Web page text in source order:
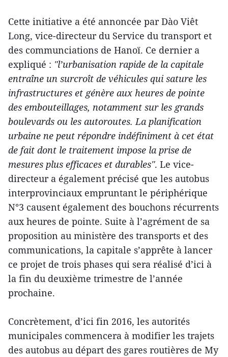
Cette initiative a été annoncée par Dào Viêt
Long, vice-directeur du Service du transport et
des communciations de Hanoï. Ce dernier a
expliqué : "l’urbanisation rapide de la capitale
entraîne un surcroît de véhicules qui sature les
infrastructures et génère aux heures de pointe
des embouteillages, notamment sur les grands
boulevards ou les autoroutes. La planification
urbaine ne peut répondre indéfiniment à cet état
de fait dont le traitement impose la prise de
mesures plus efficaces et durables". Le vice-
directeur a également précisé que les autobus
interprovinciaux empruntant le périphérique
N°3 causent également des bouchons récurrents
aux heures de pointe. Suite à l’agrément de sa
proposition au ministère des transports et des
communications, la capitale s’apprête à lancer
ce projet de trois phases qui sera réalisé d’ici à
la fin du deuxième trimestre de l’année
prochaine.
Concrètement, d’ici fin 2016, les autorités
municipales commencera à modifier les trajets
des autobus au départ des gares routières de My